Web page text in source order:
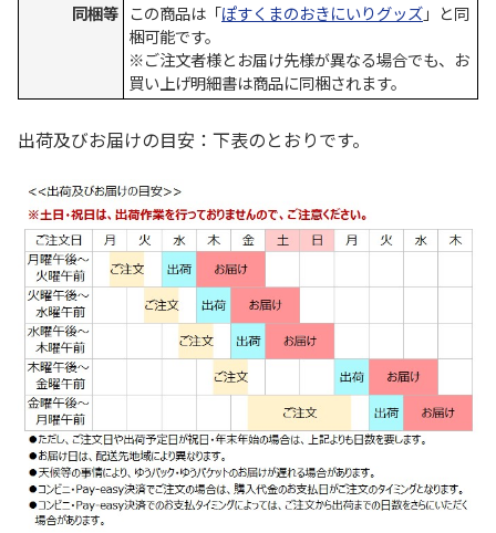
同梱等 この商品は「ぽすくまのおきにいりグッズ」と同
梱可能です。
※ご注文者様とお届け先様が異なる場合でも、お
買い上げ明細書は商品に同梱されます。
出荷及びお届けの目安：下表のとおりです。